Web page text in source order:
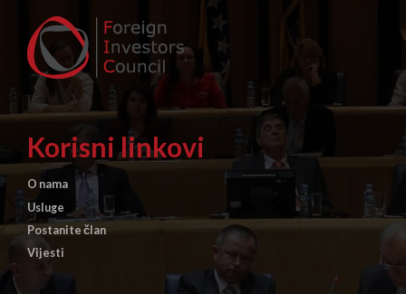
Korisni linkovi
O nama
Usluge
Postanite član
Vijesti